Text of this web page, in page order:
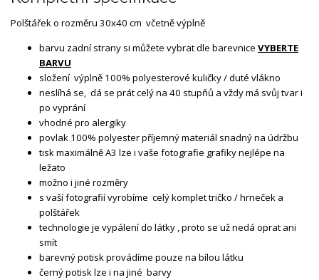
Polštářek o rozměru 30x40 cm včetně výplně
barvu zadní strany si můžete vybrat dle barevnice VYBERTE
BARVU
složení výplně 100% polyesterové kuličky / duté vlákno
neslíhá se, dá se prát celý na 40 stupňů a vždy má svůj tvar i
po vyprání
vhodné pro alergiky
povlak 100% polyester příjemný materiál snadný na údržbu
tisk maximálně A3 lze i vaše fotografie grafiky nejlépe na
ležato
možno i jiné rozměry
s vaší fotografií vyrobíme celý komplet tričko / hrneček a
polštářek
technologie je vypálení do látky , proto se už nedá oprat ani
smít
barevný potisk provádíme pouze na bílou látku
černý potisk lze i na jiné barvy